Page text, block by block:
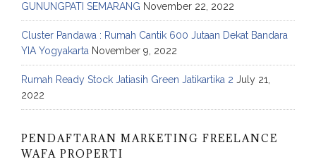
GUNUNGPATI SEMARANG November 22, 2022
Cluster Pandawa : Rumah Cantik 600 Jutaan Dekat Bandara
YIA Yogyakarta November 9, 2022
Rumah Ready Stock Jatiasih Green Jatikartika 2 July 21,
2022
PENDAFTARAN MARKETING FREELANCE
WAFA PROPERTI